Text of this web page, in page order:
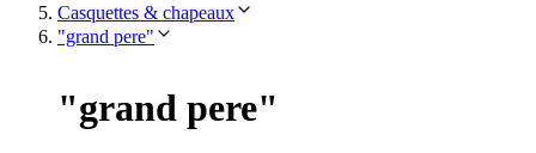
Casquettes & chapeaux
"grand pere"
"grand pere"